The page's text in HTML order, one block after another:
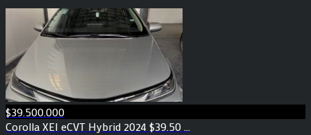
$39.500.000
Corolla XEI eCVT Hybrid 2024 $39.50 ...